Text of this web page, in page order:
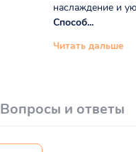
наслаждение и
Способ...
Читать дальше
Вопросы и ответы